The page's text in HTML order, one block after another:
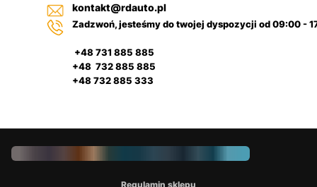
kontakt@rdauto.pl
Zadzwoń, jesteśmy do twojej dyspozycji od 09:00 -
+48 731 885 885
+48 732 885 885
+48 732 885 333
Regulamin sklepu